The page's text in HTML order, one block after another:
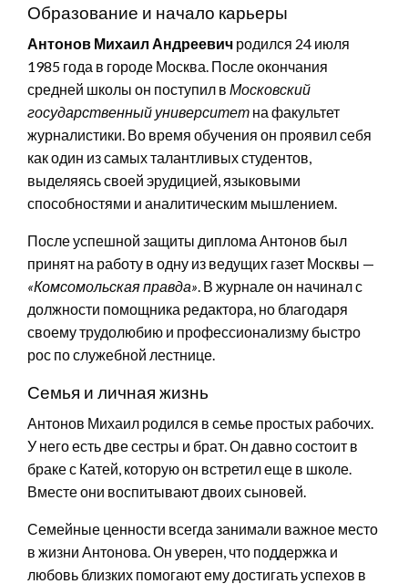
Образование и начало карьеры
Антонов Михаил Андреевич родился 24 июля
1985 года в городе Москва. После окончания
средней школы он поступил в Московский
государственный университет на факультет
журналистики. Во время обучения он проявил себя
как один из самых талантливых студентов,
выделяясь своей эрудицией, языковыми
способностями и аналитическим мышлением.
После успешной защиты диплома Антонов был
принят на работу в одну из ведущих газет Москвы —
«Комсомольская правда». В журнале он начинал с
должности помощника редактора, но благодаря
своему трудолюбию и профессионализму быстро
рос по служебной лестнице.
Семья и личная жизнь
Антонов Михаил родился в семье простых рабочих.
У него есть две сестры и брат. Он давно состоит в
браке с Катей, которую он встретил еще в школе.
Вместе они воспитывают двоих сыновей.
Семейные ценности всегда занимали важное место
в жизни Антонова. Он уверен, что поддержка и
любовь близких помогают ему достигать успехов в